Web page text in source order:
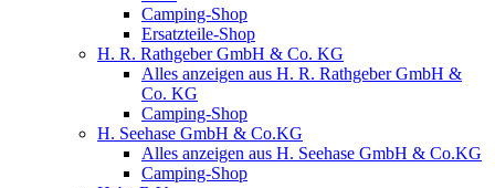
Camping-Shop
Ersatzteile-Shop
H. R. Rathgeber GmbH & Co. KG
Alles anzeigen aus H. R. Rathgeber GmbH &
Co. KG
Camping-Shop
H. Seehase GmbH & Co.KG
Alles anzeigen aus H. Seehase GmbH & Co.KG
Camping-Shop